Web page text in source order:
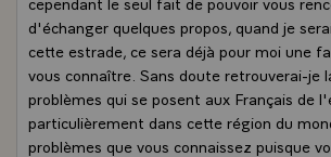
d'échanger quelques propos, quand je
cette estrade, ce sera déjà pour moi une
vous connaître. Sans doute retrouverai-je
problèmes qui se posent aux Français de
particulièrement dans cette région du
problèmes que vous connaissez puisque